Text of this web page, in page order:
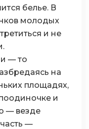
белье. В
молодых
и не
— то
на
площадях,
и
— везде
—